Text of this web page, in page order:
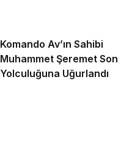
Komando Av’ın Sahibi
Muhammet Şeremet Son
Yolculuğuna Uğurlandı